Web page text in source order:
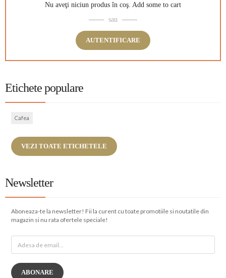
Nu aveţi niciun produs în coş. Add some to cart
sau
AUTENTIFICARE
Etichete populare
Cafea
VEZI TOATE ETICHETELE
Newsletter
Aboneaza-te la newsletter! Fii la curent cu toate promotiile si noutatile din
magazin si nu rata ofertele speciale!
ABONARE